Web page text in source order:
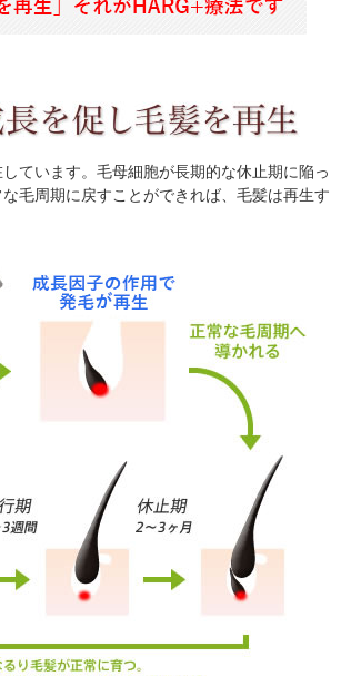
ています。毛母細胞が長期的な休止期に陥っ
毛周期に戻すことができれば、毛髪は再生す